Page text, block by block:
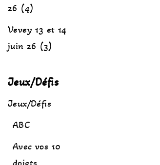
26 (4)
Vevey 13 et 14
juin 26 (3)
Jeux/Défis
Jeux/Défis
ABC
Avec vos 10